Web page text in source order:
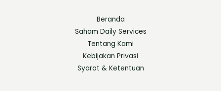
Beranda
Saham Daily Services
Tentang Kami
Kebijakan Privasi
Syarat & Ketentuan